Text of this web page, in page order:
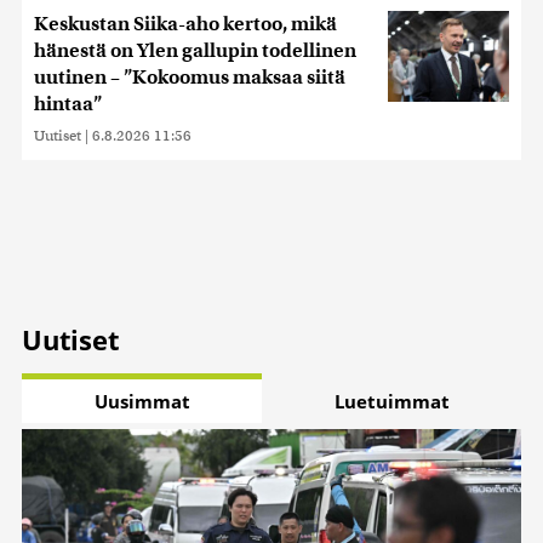
Keskustan Siika-aho kertoo, mikä
hänestä on Ylen gallupin todellinen
uutinen – ”Kokoomus maksaa siitä
hintaa”
Uutiset | 6.8.2026 11:56
Uutiset
Uusimmat Luetuimmat